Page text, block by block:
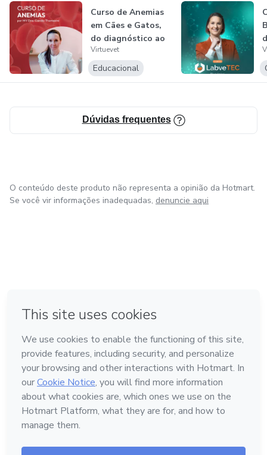
Curso de Anemias
em Cães e Gatos,
do diagnóstico ao
tratamen...
Virtuevet
Educacional
Dúvidas frequentes
O conteúdo deste produto não representa a opinião da Hotmart.
Se você vir informações inadequadas, denuncie aqui
Feito com ❤ em Bogotá
Conheça a Hotmart
Idioma
Português